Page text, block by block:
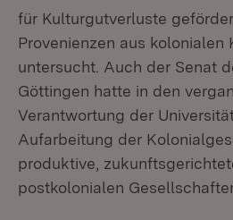
für Kulturgutverluste
Provenienzen aus kolonialen
untersucht. Auch der Senat
Göttingen hatte in den
Verantwortung der
Aufarbeitung der
produktive,
postkolonialen